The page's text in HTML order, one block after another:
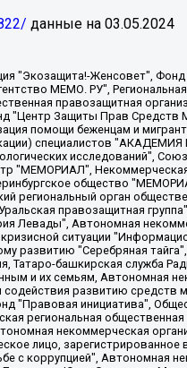
данные на 03.05.2024
Некоммерческая организация Фонд "Правовая инициатива", Общество с ограниченной ответственностью "Радио Свободная Европа/Радио Свобода", Чешское информационное агентство "MEDIUM-ORIENT", Красноярская региональная общественная организация "Мы против СПИДа", Камалягин Денис Николаевич, Маркелов Сергей Евгеньевич, Пономарев Лев Александрович, Савицкая Людмила Алексеевна, Автономная некоммерческая организация "Центр по работе с проблемой насилия "НАСИЛИЮ.НЕТ", Межрегиональный профессиональный союз работников здравоохранения "Альянс врачей", Юридическое лицо, зарегистрированное в Латвийской Республике, SIA "Medusa Project" (регистрационный номер 40103797863, дата регистрации 10.06.2014), Некоммерческая организация "Фонд по борьбе с коррупцией", Автономная некоммерческая организация "Институт права и публичной политики", Баданин Роман Сергеевич, Гликин Максим Александрович, Железнова Мария Михайловна, Лукьянова Юлия Сергеевна, Маетная Елизавета Витальевна, Маняхин Петр Борисович, Чуракова Ольга Владимировна, Ярош Юлия Петровна, Юридическое лицо "The Insider SIA", зарегистрированное в Риге, Латвийская Республика (дата регистрации 26.06.2015), являющееся администратором доменного имени интернет-издания "The Insider SIA", https://theins.ru, Постернак Алексей Евгеньевич, Рубин Михаил Аркадьевич, Анин Роман Александрович, Юридическое лицо Istories fonds, зарегистрированное в Латвийской Республике (регистрационный номер 50008295751, дата регистрации 24.02.2020), Великовский Дмитрий